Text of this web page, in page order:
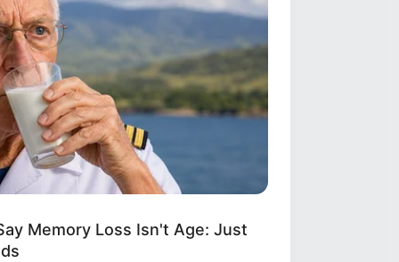
Memory Loss Isn't Age: Just